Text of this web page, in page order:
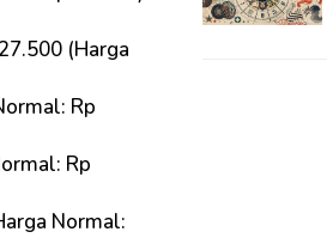
(Harga
Rp
Rp
Normal: